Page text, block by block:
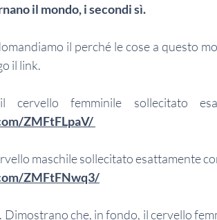
il mondo, i secondi sì.
il perché le cose a questo
il link.
ZMFtFLpaV/
maschile sollecitato esattamente
ZMFtFNwq3/
Dimostrano che, in fondo, il cervello